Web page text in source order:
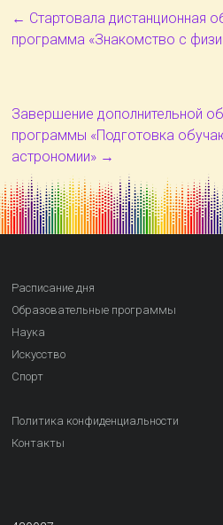
← Стартовала дистанционная
программа «Знакомство с
Завершение дополнительной
программы «Подготовка
астрономии» →
Расписание дня
Образовательные программы
Наука
Искусство
Спорт
Политика конфиденциальности
Контакты